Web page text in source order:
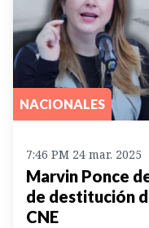
NACIONALES
7:46 PM 24 mar. 2025
Marvin Ponce
de destitución
CNE